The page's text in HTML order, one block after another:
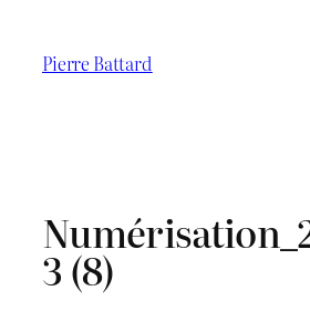
contenu
Pierre Battard
3 (8)